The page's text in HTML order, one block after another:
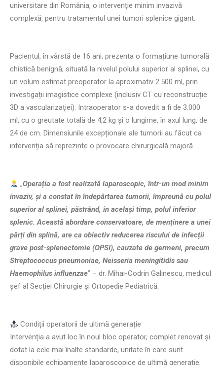
universitare din România, o intervenție minim invazivă
complexă, pentru tratamentul unei tumori splenice gigant.
Pacientul, în vârstă de 16 ani, prezenta o formațiune tumorală
chistică benignă, situată la nivelul polului superior al splinei, cu
un volum estimat preoperator la aproximativ 2.500 ml, prin
investigații imagistice complexe (inclusiv CT cu reconstrucție
3D a vascularizației). Intraoperator s-a dovedit a fi de 3.000
ml, cu o greutate totală de 4,2 kg și o lungime, în axul lung, de
24 de cm. Dimensiunile excepționale ale tumorii au făcut ca
intervenția să reprezinte o provocare chirurgicală majoră.
„Operația a fost realizată laparoscopic, într-un mod minim
invaziv, și a constat în îndepărtarea tumorii, împreună cu polul
superior al splinei, păstrând, în același timp, polul inferior
splenic. Această abordare conservatoare, de menținere a unei
părți din splină, are ca obiectiv reducerea riscului de infecții
grave post-splenectomie (OPSI), cauzate de germeni, precum
Streptococcus pneumoniae, Neisseria meningitidis sau
Haemophilus influenzae” – dr. Mihai-Codrin Galinescu, medicul
șef al Secției Chirurgie și Ortopedie Pediatrică.
Condiții operatorii de ultimă generație
Intervenția a avut loc în noul bloc operator, complet renovat și
dotat la cele mai înalte standarde, unitate în care sunt
disponibile echipamente laparoscopice de ultimă generație,